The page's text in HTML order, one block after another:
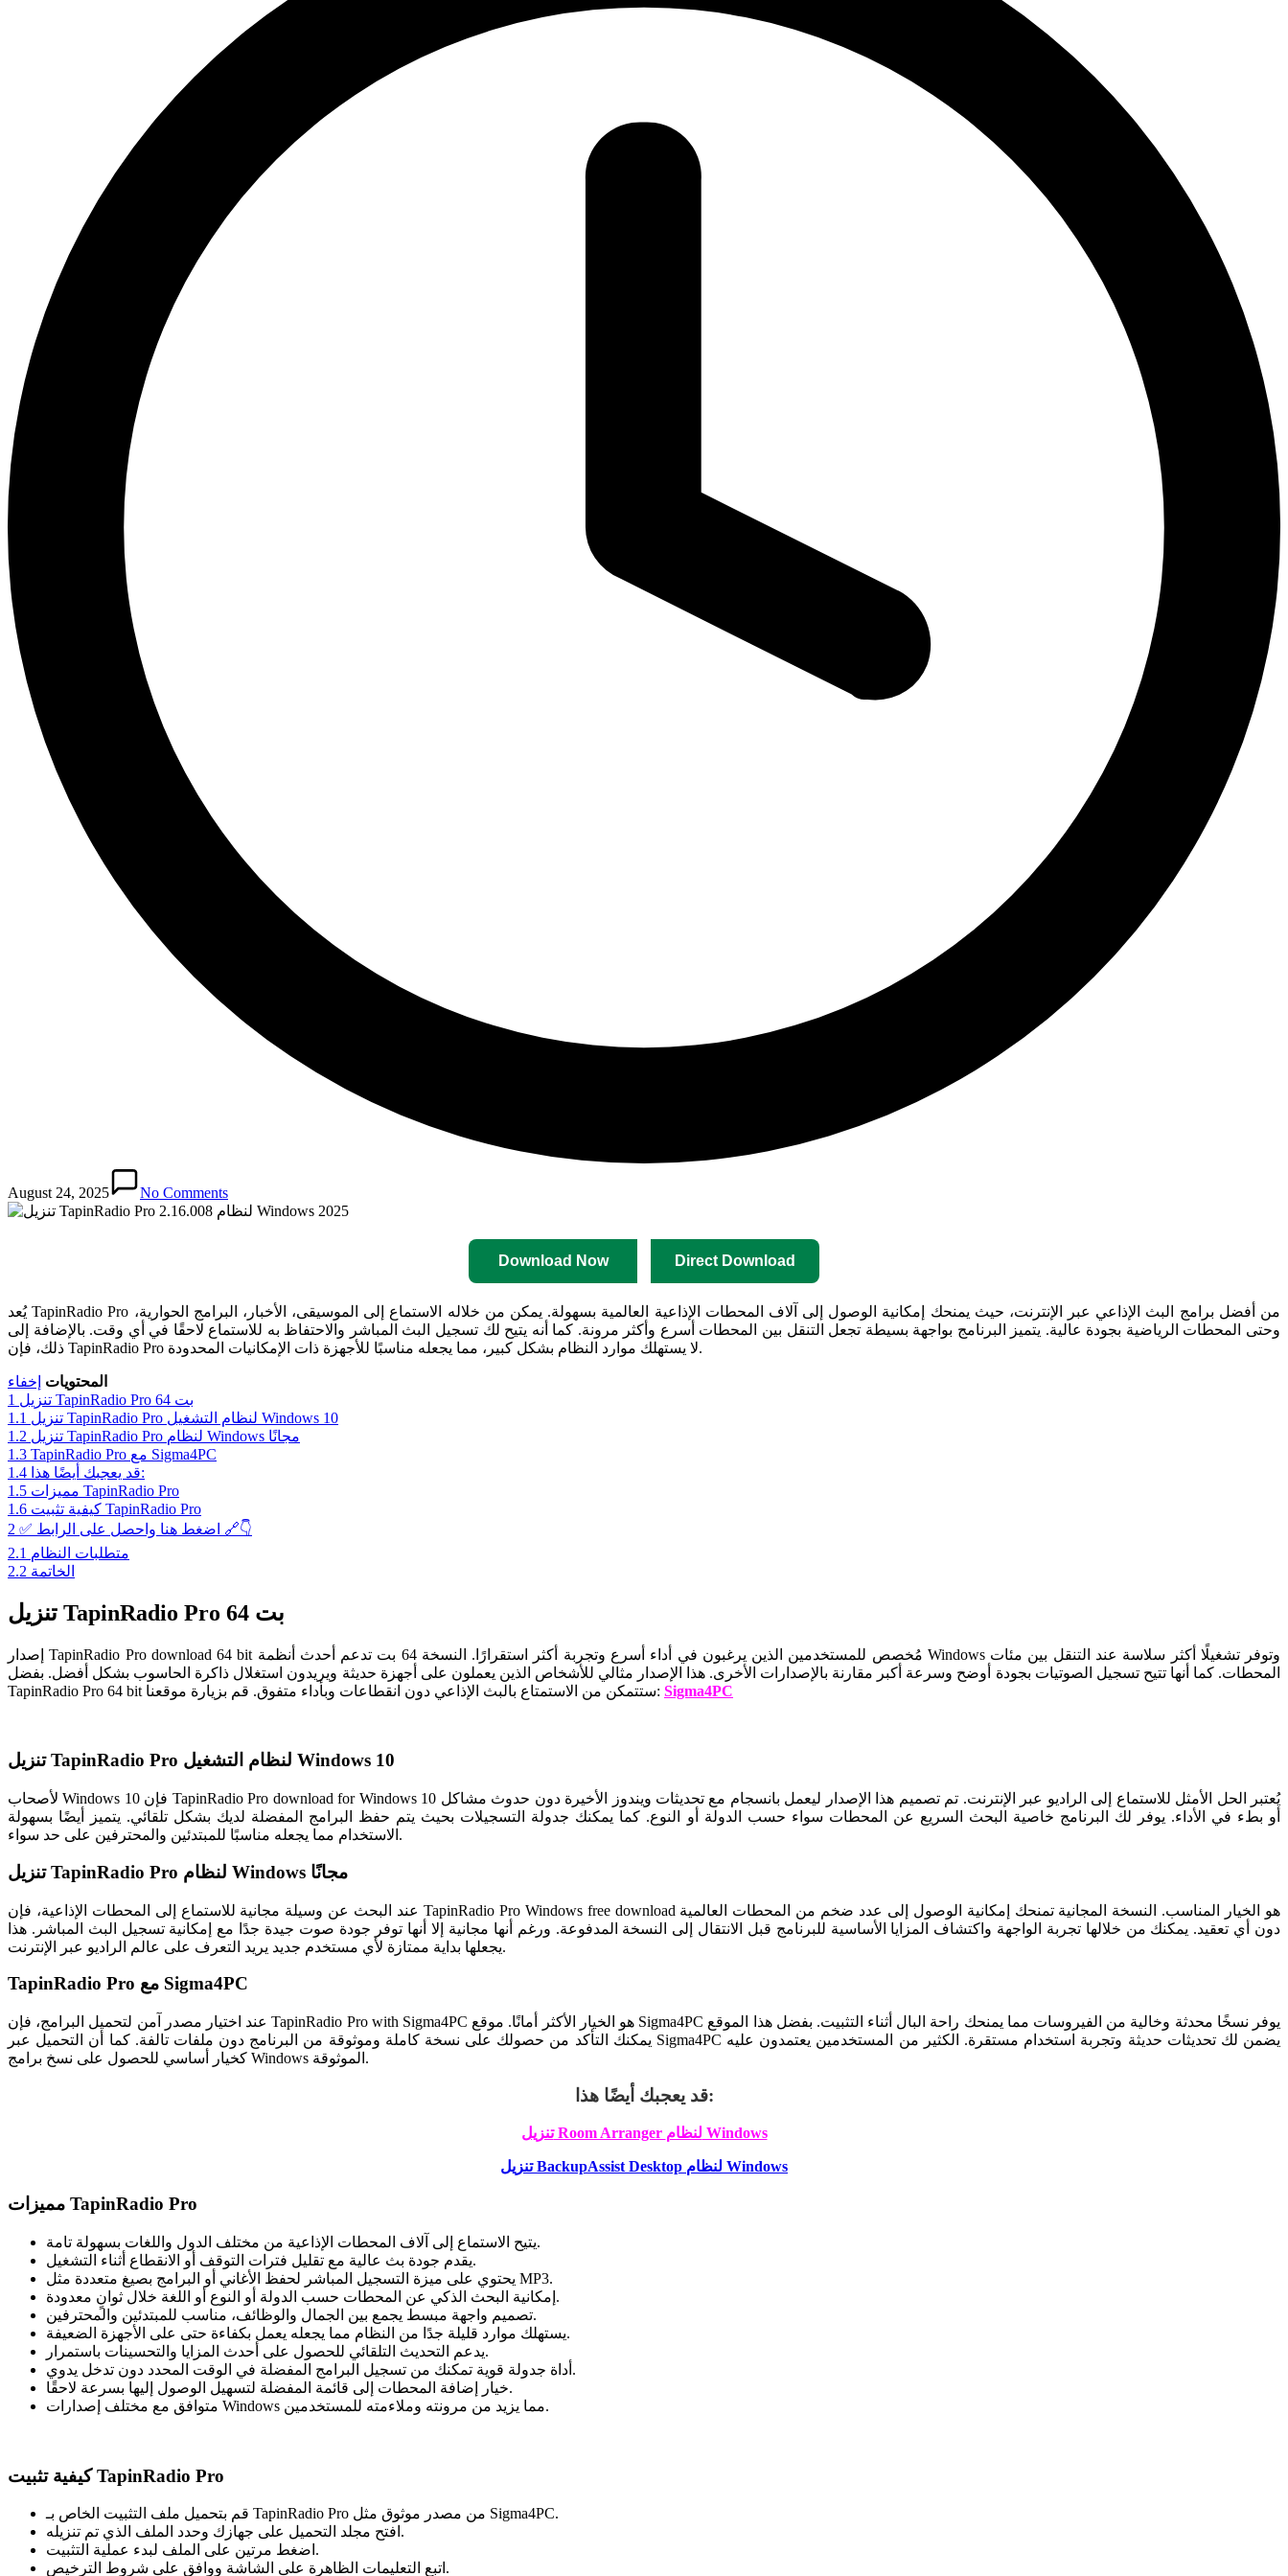
August 24, 2025 No Comments
Download Now Direct Download
يُعد TapinRadio Pro من أفضل برامج البث الإذاعي عبر الإنترنت، حيث يمنحك إمكانية الوصول إلى آلاف المحطات الإذاعية العالمية بسهولة. يمكن من خلاله الاستماع إلى الموسيقى، الأخبار، البرامج الحوارية،
وحتى المحطات الرياضية بجودة عالية. يتميز البرنامج بواجهة بسيطة تجعل التنقل بين المحطات أسرع وأكثر مرونة. كما أنه يتيح لك تسجيل البث المباشر والاحتفاظ به للاستماع لاحقًا في أي وقت. بالإضافة إلى
ذلك، فإن TapinRadio Pro لا يستهلك موارد النظام بشكل كبير، مما يجعله مناسبًا للأجهزة ذات الإمكانيات المحدودة.
المحتويات إخفاء
1
تنزيل TapinRadio Pro 64 بت
1.1
تنزيل TapinRadio Pro لنظام التشغيل Windows 10
1.2
تنزيل TapinRadio Pro لنظام Windows مجانًا
1.3
TapinRadio Pro مع Sigma4PC
1.4
قد يعجبك أيضًا هذا:
1.5
مميزات TapinRadio Pro
1.6
كيفية تثبيت TapinRadio Pro
2
✅ اضغط هنا واحصل على الرابط 🔗👇
2.1 متطلبات النظام
2.2 الخاتمة
تنزيل TapinRadio Pro 64 بت
إصدار TapinRadio Pro download 64 bit مُخصص للمستخدمين الذين يرغبون في أداء أسرع وتجربة أكثر استقرارًا. النسخة 64 بت تدعم أحدث أنظمة Windows وتوفر تشغيلًا أكثر سلاسة عند التنقل بين مئات
المحطات. كما أنها تتيح تسجيل الصوتيات بجودة أوضح وسرعة أكبر مقارنة بالإصدارات الأخرى. هذا الإصدار مثالي للأشخاص الذين يعملون على أجهزة حديثة ويريدون استغلال ذاكرة الحاسوب بشكل أفضل. بفضل
TapinRadio Pro 64 bit ستتمكن من الاستمتاع بالبث الإذاعي دون انقطاعات وبأداء متفوق.قم بزيارة موقعنا: Sigma4PC
تنزيل TapinRadio Pro لنظام التشغيل Windows 10
لأصحاب Windows 10 فإن TapinRadio Pro download for Windows 10 يُعتبر الحل الأمثل للاستماع إلى الراديو عبر الإنترنت. تم تصميم هذا الإصدار ليعمل بانسجام مع تحديثات ويندوز الأخيرة دون حدوث مشاكل
أو بطء في الأداء. يوفر لك البرنامج خاصية البحث السريع عن المحطات سواء حسب الدولة أو النوع. كما يمكنك جدولة التسجيلات بحيث يتم حفظ البرامج المفضلة لديك بشكل تلقائي. يتميز أيضًا بسهولة
الاستخدام مما يجعله مناسبًا للمبتدئين والمحترفين على حد سواء.
تنزيل TapinRadio Pro لنظام Windows مجانًا
عند البحث عن وسيلة مجانية للاستماع إلى المحطات الإذاعية، فإن TapinRadio Pro Windows free download هو الخيار المناسب. النسخة المجانية تمنحك إمكانية الوصول إلى عدد ضخم من المحطات العالمية
دون أي تعقيد. يمكنك من خلالها تجربة الواجهة واكتشاف المزايا الأساسية للبرنامج قبل الانتقال إلى النسخة المدفوعة. ورغم أنها مجانية إلا أنها توفر جودة صوت جيدة جدًا مع إمكانية تسجيل البث المباشر. هذا
يجعلها بداية ممتازة لأي مستخدم جديد يريد التعرف على عالم الراديو عبر الإنترنت.
TapinRadio Pro مع Sigma4PC
عند اختيار مصدر آمن لتحميل البرامج، فإن TapinRadio Pro with Sigma4PC هو الخيار الأكثر أمانًا. موقع Sigma4PC يوفر نسخًا محدثة وخالية من الفيروسات مما يمنحك راحة البال أثناء التثبيت. بفضل هذا الموقع
يمكنك التأكد من حصولك على نسخة كاملة وموثوقة من البرنامج دون ملفات تالفة. كما أن التحميل عبر Sigma4PC يضمن لك تحديثات حديثة وتجربة استخدام مستقرة. الكثير من المستخدمين يعتمدون عليه
كخيار أساسي للحصول على نسخ برامج Windows الموثوقة.
قد يعجبك أيضًا هذا:
تنزيل Room Arranger لنظام Windows
تنزيل BackupAssist Desktop لنظام Windows
مميزات TapinRadio Pro
يتيح الاستماع إلى آلاف المحطات الإذاعية من مختلف الدول واللغات بسهولة تامة.
يقدم جودة بث عالية مع تقليل فترات التوقف أو الانقطاع أثناء التشغيل.
يحتوي على ميزة التسجيل المباشر لحفظ الأغاني أو البرامج بصيغ متعددة مثل MP3.
إمكانية البحث الذكي عن المحطات حسب الدولة أو النوع أو اللغة خلال ثوانٍ معدودة.
تصميم واجهة مبسط يجمع بين الجمال والوظائف، مناسب للمبتدئين والمحترفين.
يستهلك موارد قليلة جدًا من النظام مما يجعله يعمل بكفاءة حتى على الأجهزة الضعيفة.
يدعم التحديث التلقائي للحصول على أحدث المزايا والتحسينات باستمرار.
أداة جدولة قوية تمكنك من تسجيل البرامج المفضلة في الوقت المحدد دون تدخل يدوي.
خيار إضافة المحطات إلى قائمة المفضلة لتسهيل الوصول إليها بسرعة لاحقًا.
متوافق مع مختلف إصدارات Windows مما يزيد من مرونته وملاءمته للمستخدمين.
كيفية تثبيت TapinRadio Pro
قم بتحميل ملف التثبيت الخاص بـ TapinRadio Pro من مصدر موثوق مثل Sigma4PC.
افتح مجلد التحميل على جهازك وحدد الملف الذي تم تنزيله.
اضغط مرتين على الملف لبدء عملية التثبيت.
اتبع التعليمات الظاهرة على الشاشة ووافق على شروط الترخيص.